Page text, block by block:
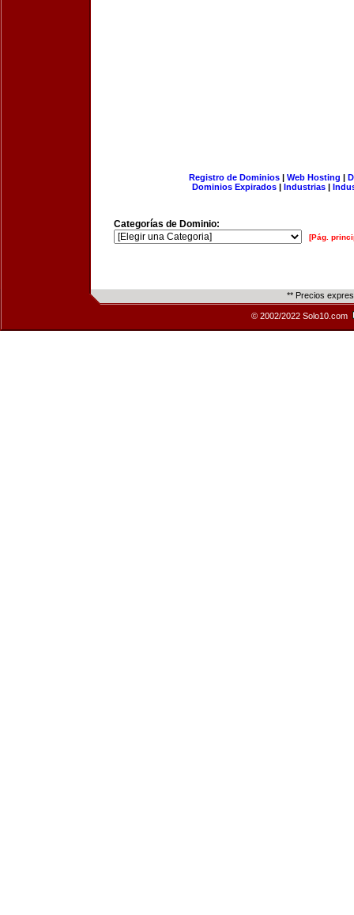
Registro de Dominios| Web Hosting |
Dominios Expirados | Industrias |
Categorías de Dominio:
[Pág.
** Precios
© 2002/2022 Solo10.com